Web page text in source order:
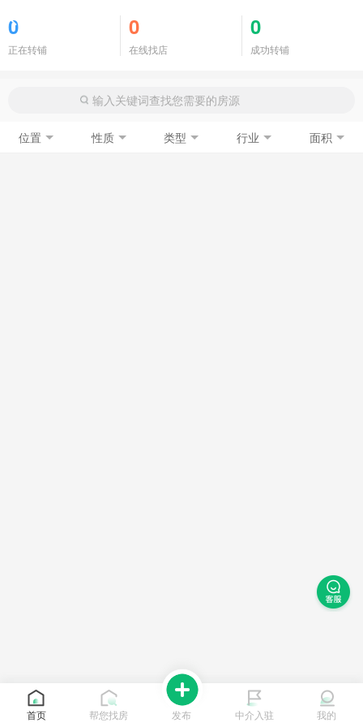
0
正在转铺
0
在线找店
0
成功转铺
位置 性质 类型 行业 面积
首页 帮您找房 发布 中介入驻 我的